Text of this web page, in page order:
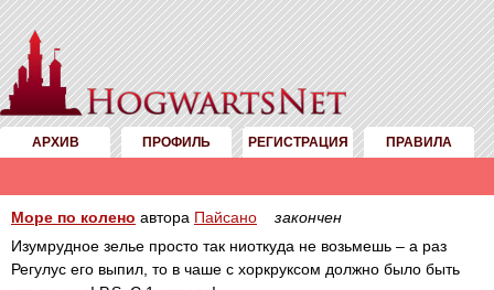
АРХИВ ПРОФИЛЬ РЕГИСТРАЦИЯ ПРАВИЛА
Море по колено автора Пайсано
закончен
Изумрудное зелье просто так ниоткуда не возьмешь – а раз
Регулус его выпил, то в чаше с хоркруксом должно было быть